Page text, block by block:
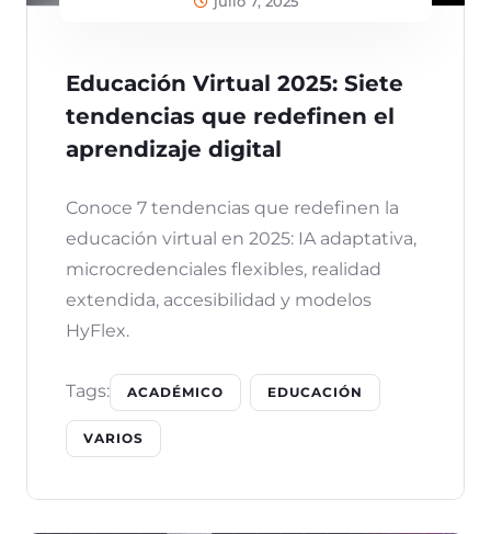
Educación Virtual 2025: Siete
tendencias que redefinen el
aprendizaje digital
Conoce 7 tendencias que redefinen la
educación virtual en 2025: IA adaptativa,
microcredenciales flexibles, realidad
extendida, accesibilidad y modelos
HyFlex.
Tags: ACADÉMICO EDUCACIÓN
VARIOS